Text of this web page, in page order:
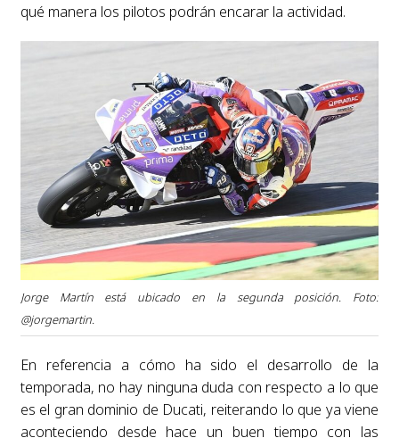
qué manera los pilotos podrán encarar la actividad.
Jorge Martín está ubicado en la segunda posición. Foto:
@jorgemartin.
En referencia a cómo ha sido el desarrollo de la
temporada, no hay ninguna duda con respecto a lo que
es el gran dominio de Ducati, reiterando lo que ya viene
aconteciendo desde hace un buen tiempo con las